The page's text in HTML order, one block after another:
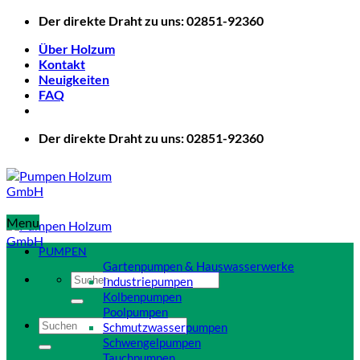
Zum
springen
Der direkte Draht zu uns: 02851-92360
Über Holzum
Kontakt
Neuigkeiten
FAQ
Der direkte Draht zu uns: 02851-92360
Suchen
nach:
Suchen
nach:
Menu
PUMPEN
Gartenpumpen & Hauswasserwerke
Industriepumpen
Kolbenpumpen
Poolpumpen
Schmutzwasserpumpen
Schwengelpumpen